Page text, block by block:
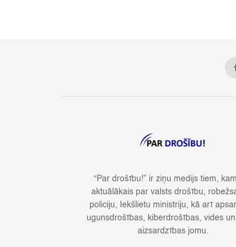
“Par drošību!” ir ziņu medijs tiem,
aktuālākais par valsts drošību,
policiju, Iekšlietu ministriju, kā arī
ugunsdrošības, kiberdrošības, vides
aizsardzības jomu.